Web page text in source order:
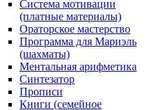
Система мотивации
(платные материалы)
Ораторское мастерство
Программа для Мариэль
(шахматы)
Ментальная арифметика
Синтезатор
Прописи
Книги (семейное